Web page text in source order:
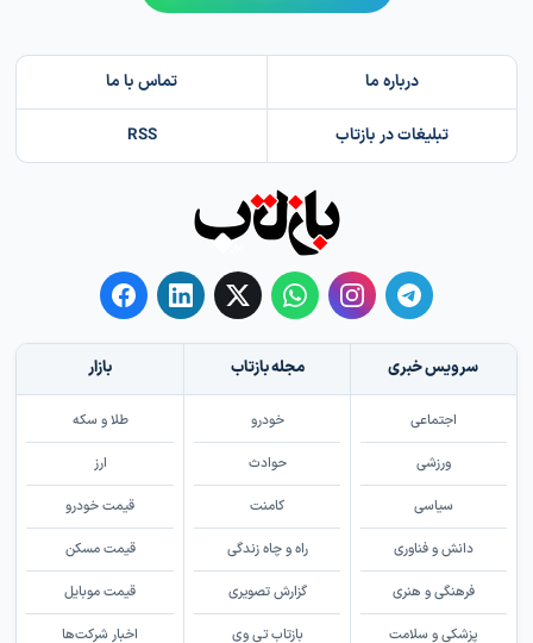
درباره ما تماس با ما
تبلیغات در بازتاب RSS
سرویس خبری
اجتماعی
ورزشی
سیاسی
دانش و فناوری
فرهنگی و هنری
پزشکی و سلامت
مجله بازتاب
خودرو
حوادث
کامنت
راه و چاه زندگی
گزارش تصویری
بازتاب تی وی
بازار
طلا و سکه
ارز
قیمت خودرو
قیمت مسکن
قیمت موبایل
اخبار شرکت‌ها